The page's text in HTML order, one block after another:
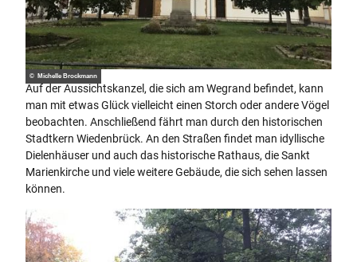
© Michelle Brockmann
Auf der Aussichtskanzel, die sich am Wegrand befindet, kann
man mit etwas Glück vielleicht einen Storch oder andere Vögel
beobachten. Anschließend fährt man durch den historischen
Stadtkern Wiedenbrück. An den Straßen findet man idyllische
Dielenhäuser und auch das historische Rathaus, die Sankt
Marienkirche und viele weitere Gebäude, die sich sehen lassen
können.